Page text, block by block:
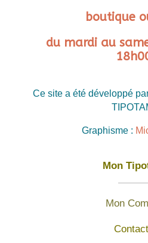
boutique
du mardi au
Ce site a été développé
Graphisme :
Mon
Mon